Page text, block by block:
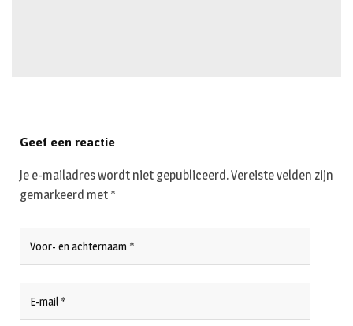
Geef een reactie
Je e-mailadres wordt niet gepubliceerd.Vereiste velden zijn
gemarkeerd met *